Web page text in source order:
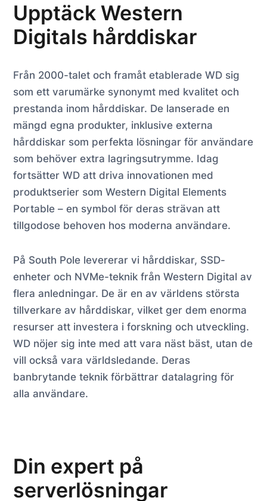
Upptäck Western
Digitals hårddiskar
Från 2000-talet och framåt etablerade WD sig
som ett varumärke synonymt med kvalitet och
prestanda inom hårddiskar. De lanserade en
mängd egna produkter, inklusive externa
hårddiskar som perfekta lösningar för användare
som behöver extra lagringsutrymme. Idag
fortsätter WD att driva innovationen med
produktserier som Western Digital Elements
Portable – en symbol för deras strävan att
tillgodose behoven hos moderna användare.
På South Pole levererar vi hårddiskar, SSD-
enheter och NVMe-teknik från Western Digital av
flera anledningar. De är en av världens största
tillverkare av hårddiskar, vilket ger dem enorma
resurser att investera i forskning och utveckling.
WD nöjer sig inte med att vara näst bäst, utan de
vill också vara världsledande. Deras
banbrytande teknik förbättrar datalagring för
alla användare.
Din expert på
serverlösningar